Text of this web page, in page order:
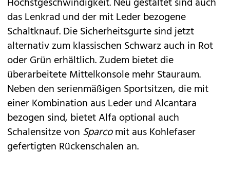
das Lenkrad und der mit Leder bezogene
Schaltknauf. Die Sicherheitsgurte sind jetzt
alternativ zum klassischen Schwarz auch in Rot
oder Grün erhältlich. Zudem bietet die
überarbeitete Mittelkonsole mehr Stauraum.
Neben den serienmäßigen Sportsitzen, die mit
einer Kombination aus Leder und Alcantara
bezogen sind, bietet Alfa optional auch
Schalensitze von Sparcomit aus Kohlefaser
gefertigten Rückenschalen an.